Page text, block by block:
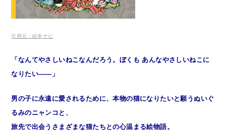
引用元：絵本ナビ
「なんてやさしいねこなんだろう。ぼくも あんなやさしいねこに
なりたい――」
男の子に永遠に愛されるために、本物の猫になりたいと願うぬいぐ
るみのニャンコと、
旅先で出会うさまざまな猫たちとの心温まる絵物語。